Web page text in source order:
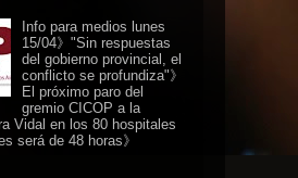
Info para medios lunes
15/04》"Sin respuestas
del gobierno provincial, el
conflicto se profundiza"》
El próximo paro del
gremio CICOP a la
Vidal en los 80 hospitales
será de 48 horas》